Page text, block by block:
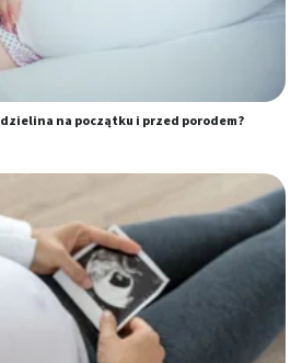
na początku i przed porodem?
na podstawie